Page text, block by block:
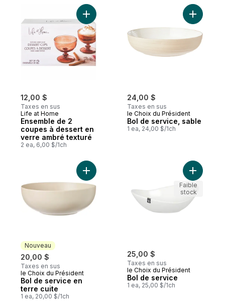
12,00 $
Taxes en sus
Life at Home
Ensemble de 2
coupes à dessert en
verre ambré texturé
2 ea, 6,00 $/1ch
Ajouter Ensemble de 2 coupes à
24,00 $
Taxes en sus
le Choix du Président
Bol de service, sable
1 ea, 24,00 $/1ch
Ajouter
Nouveau
20,00 $
Taxes en sus
Nouveau
le Choix du Président
Bol de service en
terre cuite
1 ea, 20,00 $/1ch
Ajouter Bol de service en terre cuite au
25,00 $
Taxes en sus
le Choix du Président
Bol de service
1 ea, 25,00 $/1ch
Ajouter
Faible
stock